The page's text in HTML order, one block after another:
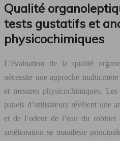
Qualité
tests gustatifs et
physicochimiques
L’évaluation de la qualité
nécessite une approche
et mesures physicochimiques.
panels d’utilisateurs révèlent une
et de l’odeur de l’eau du robinet
amélioration se manifeste